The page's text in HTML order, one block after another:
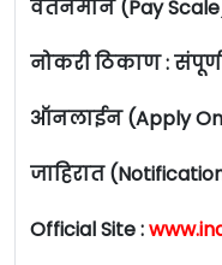
वेतनमान (Pay
नोकरी ठिकाण :
ऑनलाईन (Apply
जाहिरात
Official Site :